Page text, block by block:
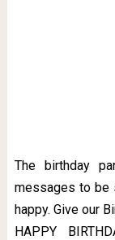
The birthday
messages to be
happy. Give our
HAPPY